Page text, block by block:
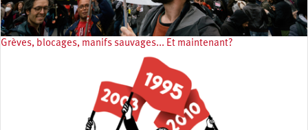
Grèves, blocages, manifs sauvages... Et maintenant?